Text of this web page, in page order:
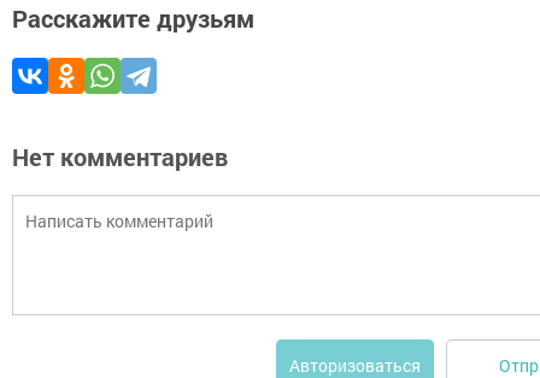
Расскажите друзьям
Нет комментариев
Авторизоваться